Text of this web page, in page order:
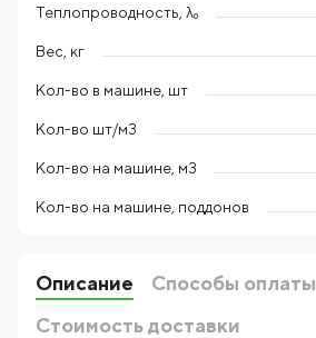
Теплопроводность, λ₀
Вес, кг
Кол-во в машине, шт
Кол-во шт/м3
Кол-во на машине, м3
Кол-во на машине, поддонов
Описание
Способы оплаты
Стоимость доставки